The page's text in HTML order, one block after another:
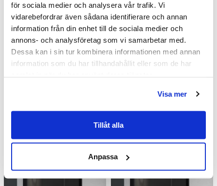
för sociala medier och analysera vår trafik. Vi
vidarebefordrar även sådana identifierare och annan
information från din enhet till de sociala medier och
annons- och analysföretag som vi samarbetar med.
Dessa kan i sin tur kombinera informationen med annan
information som du har tillhandahållit eller som de har
Visa mer
Tillåt alla
Anpassa
Liknande produkter